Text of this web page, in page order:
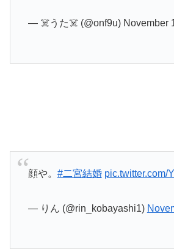
— ☠️うた☠️ (@onf9u) November
顔や。 #二宮結婚 pic.twitter.com/
— りん (@rin_kobayashi1)